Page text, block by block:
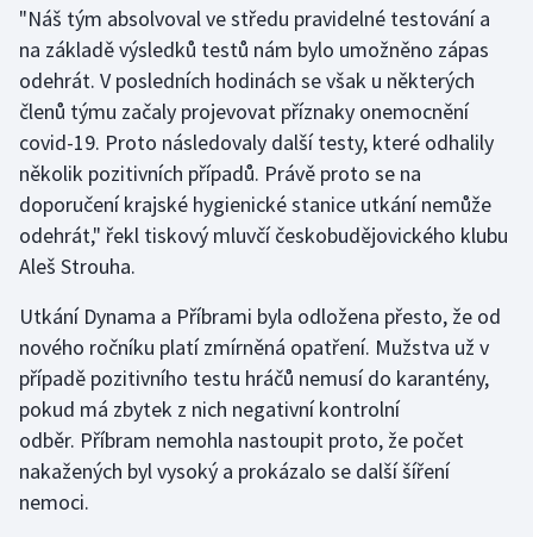
Olympijské hry
Parasport
Plavání
Plážový volejbal
Ragby
Rychlobruslení
Rychlostní kanoistika
Short track
Sportovní střelba
"Náš tým absolvoval ve středu pravidelné testování a
na základě výsledků testů nám bylo umožněno zápas
odehrát. V posledních hodinách se však u některých
členů týmu začaly projevovat příznaky onemocnění
covid-19. Proto následovaly další testy, které odhalily
několik pozitivních případů. Právě proto se na
doporučení krajské hygienické stanice utkání nemůže
odehrát," řekl tiskový mluvčí českobudějovického klubu
Aleš Strouha.
Utkání Dynama a Příbrami byla odložena přesto, že od
nového ročníku platí zmírněná opatření. Mužstva už v
případě pozitivního testu hráčů nemusí do karantény,
pokud má zbytek z nich negativní kontrolní
odběr. Příbram nemohla nastoupit proto, že počet
nakažených byl vysoký a prokázalo se další šíření
nemoci.